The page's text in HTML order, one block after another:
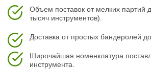
Объем поставок от мелких партий
тысяч инструментов).
Доставка от простых бандеролей
Широчайшая номенклатура
инструмента.